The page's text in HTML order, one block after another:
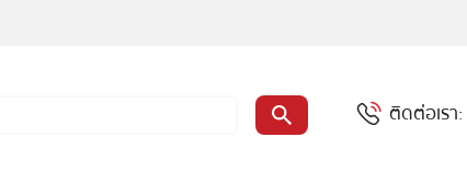
ติดต่อเรา: